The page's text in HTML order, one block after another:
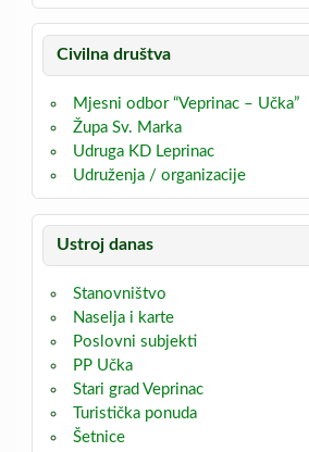
Civilna društva
Mjesni odbor “Veprinac – Učka”
Župa Sv. Marka
Udruga KD Leprinac
Udruženja / organizacije
Ustroj danas
Stanovništvo
Naselja i karte
Poslovni subjekti
PP Učka
Stari grad Veprinac
Turistička ponuda
Šetnice